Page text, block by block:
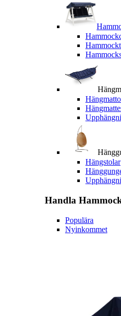
Hängstolar
Handla
Populära
Nyinkommet